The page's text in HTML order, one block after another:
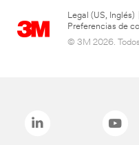
Legal (US, Inglés)
Preferencias de
© 3M 2026. Todos